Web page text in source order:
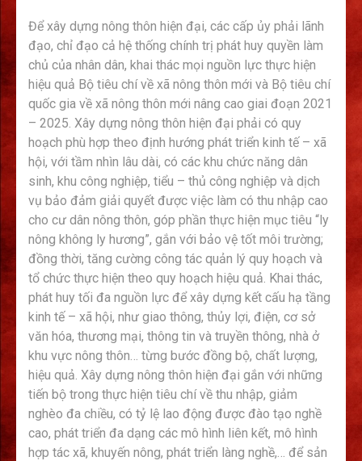
Để xây dựng nông thôn hiện đại, các cấp ủy phải lãnh
đạo, chỉ đạo cả hệ thống chính trị phát huy quyền làm
chủ của nhân dân, khai thác mọi nguồn lực thực hiện
hiệu quả Bộ tiêu chí về xã nông thôn mới và Bộ tiêu chí
quốc gia về xã nông thôn mới nâng cao giai đoạn 2021
– 2025. Xây dựng nông thôn hiện đại phải có quy
hoạch phù hợp theo định hướng phát triển kinh tế – xã
hội, với tầm nhìn lâu dài, có các khu chức năng dân
sinh, khu công nghiệp, tiểu – thủ công nghiệp và dịch
vụ bảo đảm giải quyết được việc làm có thu nhập cao
cho cư dân nông thôn, góp phần thực hiện mục tiêu “ly
nông không ly hương”, gắn với bảo vệ tốt môi trường;
đồng thời, tăng cường công tác quản lý quy hoạch và
tổ chức thực hiện theo quy hoạch hiệu quả. Khai thác,
phát huy tối đa nguồn lực để xây dựng kết cấu hạ tầng
kinh tế – xã hội, như giao thông, thủy lợi, điện, cơ sở
văn hóa, thương mại, thông tin và truyền thông, nhà ở
khu vực nông thôn… từng bước đồng bộ, chất lượng,
hiệu quả. Xây dựng nông thôn hiện đại gắn với những
tiến bộ trong thực hiện tiêu chí về thu nhập, giảm
nghèo đa chiều, có tỷ lệ lao động được đào tạo nghề
cao, phát triển đa dạng các mô hình liên kết, mô hình
hợp tác xã, khuyến nông, phát triển làng nghề,… để sản